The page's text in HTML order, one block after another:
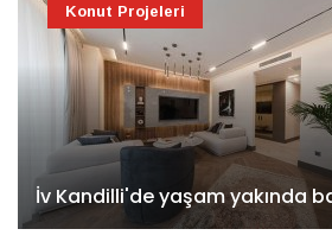
İv Kandilli'de yaşam yakında
Konut Projeleri